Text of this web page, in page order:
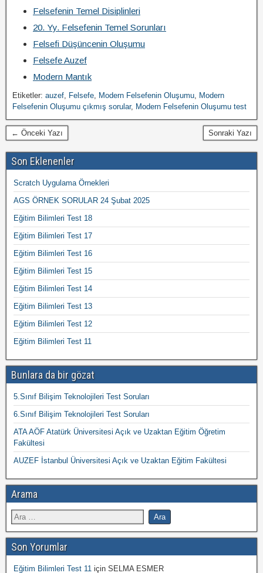
Felsefenin Temel Disiplinleri
20. Yy. Felsefenin Temel Sorunları
Felsefi Düşüncenin Oluşumu
Felsefe Auzef
Modern Mantık
Etiketler: auzef, Felsefe, Modern Felsefenin Oluşumu, Modern
Felsefenin Oluşumu çıkmış sorular, Modern Felsefenin Oluşumu test
← Önceki Yazı Sonraki Yazı
Son Eklenenler
Scratch Uygulama Örnekleri
AGS ÖRNEK SORULAR 24 Şubat 2025
Eğitim Bilimleri Test 18
Eğitim Bilimleri Test 17
Eğitim Bilimleri Test 16
Eğitim Bilimleri Test 15
Eğitim Bilimleri Test 14
Eğitim Bilimleri Test 13
Eğitim Bilimleri Test 12
Eğitim Bilimleri Test 11
Bunlara da bir gözat
5.Sınıf Bilişim Teknolojileri Test Soruları
6.Sınıf Bilişim Teknolojileri Test Soruları
ATA AÖF Atatürk Üniversitesi Açık ve Uzaktan Eğitim Öğretim
Fakültesi
AUZEF İstanbul Üniversitesi Açık ve Uzaktan Eğitim Fakültesi
Arama
Son Yorumlar
Eğitim Bilimleri Test 11 için SELMA ESMER